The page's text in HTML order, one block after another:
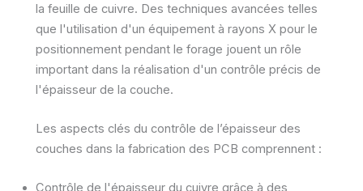
la feuille de cuivre. Des techniques avancées telles
que l'utilisation d'un équipement à rayons X pour le
positionnement pendant le forage jouent un rôle
important dans la réalisation d'un contrôle précis de
l'épaisseur de la couche.
Les aspects clés du contrôle de l’épaisseur des
couches dans la fabrication des PCB comprennent :
Contrôle de l'épaisseur du cuivre grâce à des